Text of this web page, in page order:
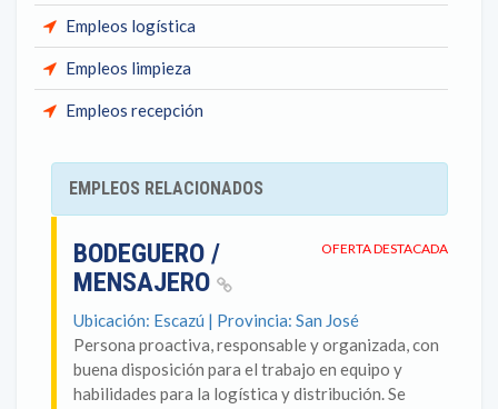
Empleos logística
Empleos limpieza
Empleos recepción
EMPLEOS RELACIONADOS
OFERTA DESTACADA
BODEGUERO /
MENSAJERO
Ubicación: Escazú | Provincia: San José
Persona proactiva, responsable y organizada, con
buena disposición para el trabajo en equipo y
habilidades para la logística y distribución. Se